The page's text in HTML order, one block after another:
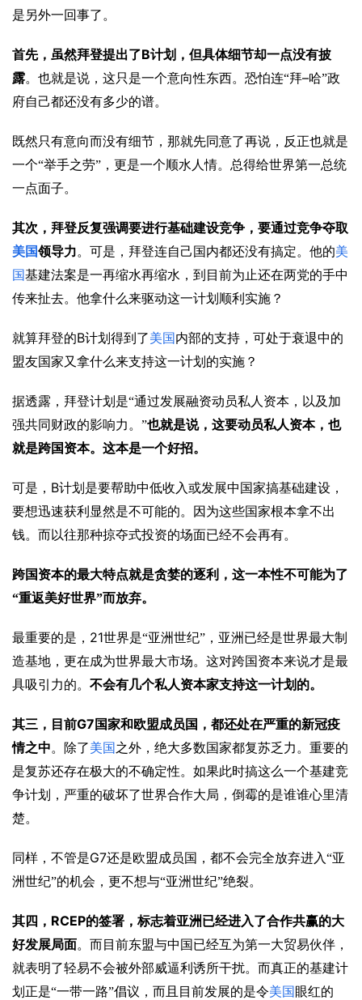
是另外一回事了。
首先，虽然拜登提出了B计划，但具体细节却一点没有披
露。也就是说，这只是一个意向性东西。恐怕连“拜–哈”政
府自己都还没有多少的谱。
既然只有意向而没有细节，那就先同意了再说，反正也就是
一个“举手之劳”，更是一个顺水人情。总得给世界第一总统
一点面子。
其次，拜登反复强调要进行基础建设竞争，要通过竞争夺取
美国领导力。可是，拜登连自己国内都还没有搞定。他的美
国基建法案是一再缩水再缩水，到目前为止还在两党的手中
传来扯去。他拿什么来驱动这一计划顺利实施？
就算拜登的B计划得到了美国 内部的支持，可处于衰退中的
盟友国家又拿什么来支持这一计划的实施？
据透露，拜登计划是“通过发展融资动员私人资本，以及加
强共同财政的影响力。”也就是说，这要动员私人资本，也
就是跨国资本。这本是一个好招。
可是， B计划是要帮助中低收入或发展中国家搞基础建设，
要想迅速获利显然是不可能的。因为这些国家根本拿不出
钱。而以往那种掠夺式投资的场面已经不会再有。
跨国资本的最大特点就是贪婪的逐利，这一本性不可能为了
“重返美好世界”而放弃。
最重要的是， 21世界是“亚洲世纪”，亚洲已经是世界最大制
造基地，更在成为世界最大市场。这对跨国资本来说才是最
具吸引力的。 不会有几个私人资本家支持这一计划的。
其三，目前G7 国家和欧盟成员国，都还处在严重的新冠疫
情之中。除了美国 之外，绝大多数国家都复苏乏力。重要的
是复苏还存在极大的不确定性。如果此时搞这么一个基建竞
争计划，严重的破坏了世界合作大局，倒霉的是谁谁心里清
楚。
同样，不管是G7还是欧盟成员国，都不会完全放弃进入“亚
洲世纪”的机会，更不想与“亚洲世纪”绝裂。
其四， RCEP的签署，标志着亚洲已经进入了合作共赢的大
好发展局面。而目前东盟与中国已经互为第一大贸易伙伴，
就表明了轻易不会被外部威逼利诱所干扰。而真正的基建计
划正是“一带一路”倡议，而且目前发展的是令美国 眼红的